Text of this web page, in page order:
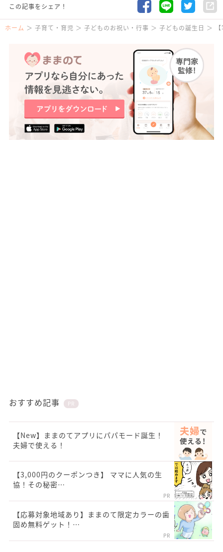
この記事をシェア！
ホーム 子育て・育児 子どものお祝い・行事 子どもの誕生日
おすすめ記事 PR
【New】ままのてアプリにパパモード誕生！
夫婦で使える！
【3,000円のクーポンつき】 ママに人気の生
協！その秘密…
PR
【応募対象地域あり】ままのて限定カラーの歯
固め無料ゲット！…
PR